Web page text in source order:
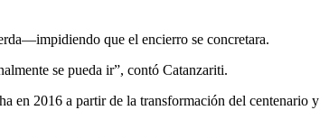
que el encierro se concretara.
se pueda ir”, contó Catanzariti.
en 2016 a partir de la transformación del centenario y